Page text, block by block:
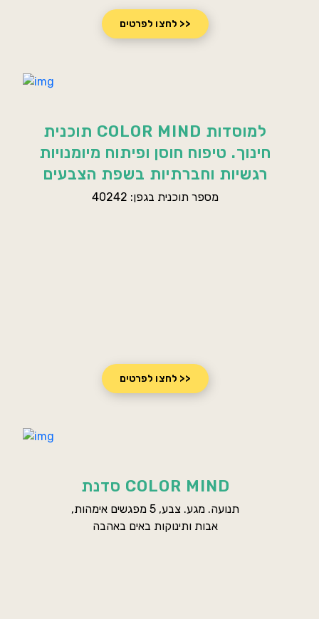
לחצו לפרטים >>
תוכנית COLOR MIND למוסדות
חינוך. טיפוח חוסן ופיתוח מיומנויות
רגשיות וחברתיות בשפת הצבעים
מספר תוכנית בגפן: 40242
לחצו לפרטים >>
סדנת COLOR MIND
תנועה. מגע. צבע, 5 מפגשים אימהות,
אבות ותינוקות באים באהבה